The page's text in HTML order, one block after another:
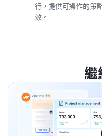
行，提供可操作的策
效。
繼